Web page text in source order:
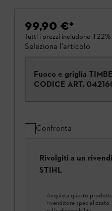
99,90 €*
Tutti i prezzi includono il 22%
Seleziona l'articolo
Fuoco e griglia
CODICE ART.
Confronta
Rivolgiti a un
STIHL
Acquista questo
rivenditore